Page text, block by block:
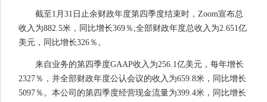
截至1月31日止余财政年度第四季度结束时，Zoom宣布总
收入为882.5米，同比增长369％;全部财政年度总收入为2.651亿
美元，同比增长326％。
来自业务的第四季度GAAP收入为256.1亿美元，每年增长
2327％，并全部财政年度公认会议的收入为659.8米，同比增长
5097％。本公司的第四季度经营现金流量为399.4米，同比增长